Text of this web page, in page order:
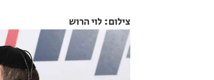
צילום: לוי הרוש